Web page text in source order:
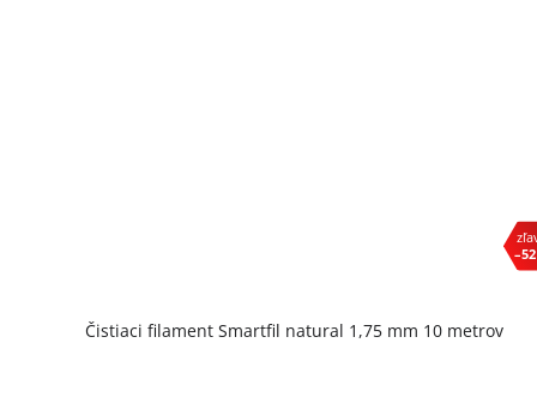
Čistiaci filament Smartfil natural 1,75 mm 10 metrov